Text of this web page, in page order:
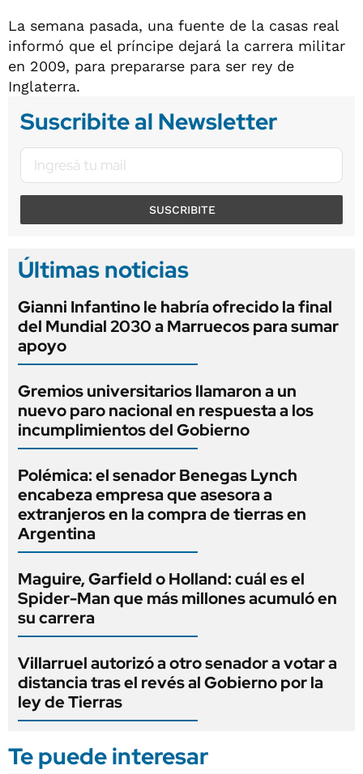
La semana pasada, una fuente de la casas real
informó que el príncipe dejará la carrera militar
en 2009, para prepararse para ser rey de
Inglaterra.
Suscribite al Newsletter
SUSCRIBITE
Últimas noticias
Gianni Infantino le habría ofrecido la final
del Mundial 2030 a Marruecos para sumar
apoyo
Gremios universitarios llamaron a un
nuevo paro nacional en respuesta a los
incumplimientos del Gobierno
Polémica: el senador Benegas Lynch
encabeza empresa que asesora a
extranjeros en la compra de tierras en
Argentina
Maguire, Garfield o Holland: cuál es el
Spider-Man que más millones acumuló en
su carrera
Villarruel autorizó a otro senador a votar a
distancia tras el revés al Gobierno por la
ley de Tierras
Te puede interesar